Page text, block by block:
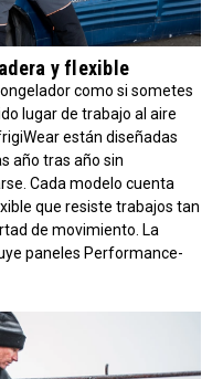
y flexible
como si sometes
lugar de trabajo al aire
están diseñadas
año tras año sin
Cada modelo cuenta
que resiste trabajos tan
de movimiento. La
paneles Performance-